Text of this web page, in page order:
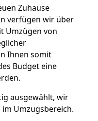
Zuhause
verfügen wir über
Umzügen von
Ihnen somit
Budget eine
ausgewählt, wir
im Umzugsbereich.